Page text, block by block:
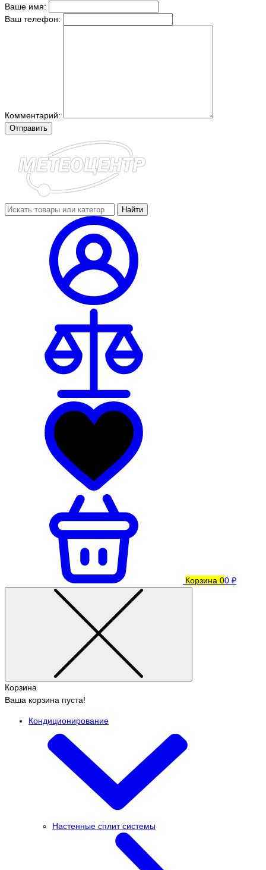
Ваше имя:
Ваш телефон:
Комментарий:
Отправить
Найти
Корзина 00 ₽
Корзина
Ваша корзина пуста!
Кондиционирование
Настенные сплит системы